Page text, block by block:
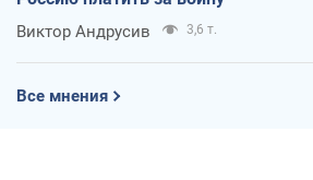
Виктор Андрусив 3,6 т.
Все мнения